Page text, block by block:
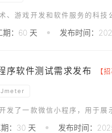
期：60 天 发布时间：
序软件测试需求发布 【
Jmeter
：30 天 发布时间：